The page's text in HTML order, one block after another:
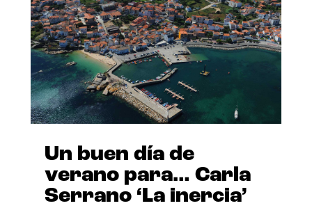
Un buen día de
verano para… Carla
Serrano ‘La inercia’